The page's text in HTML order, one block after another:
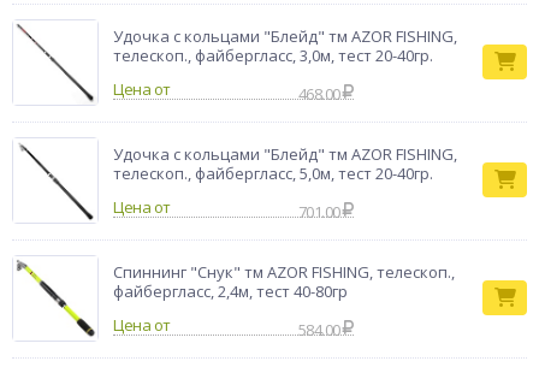
Удочка с кольцами "Блейд" тм AZOR FISHING,
телескоп., файбергласс, 3,0м, тест 20-40гр.
Цена от
468.00
Удочка с кольцами "Блейд" тм AZOR FISHING,
телескоп., файбергласс, 5,0м, тест 20-40гр.
Цена от
701.00
Спиннинг "Снук" тм AZOR FISHING, телескоп.,
файбергласс, 2,4м, тест 40-80гр
Цена от
584.00